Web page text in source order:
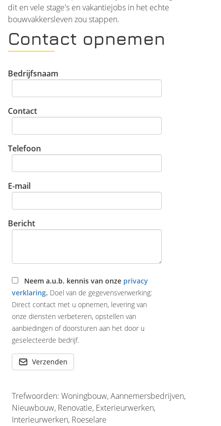
dit en vele stage's en vakantiejobs in het echte
bouwvakkersleven zou stappen.
Contact opnemen
Bedrijfsnaam
Contact
Telefoon
E-mail
Bericht
Neem a.u.b. kennis van onze privacy
verklaring. Doel van de gegevensverwerking:
Direct contact met u opnemen, levering van
onze diensten verbeteren, opstellen van
aanbiedingen of doorsturen aan het door u
geselecteerde bedrijf.
Verzenden
Trefwoorden: Woningbouw, Aannemersbedrijven,
Nieuwbouw, Renovatie, Exterieurwerken,
Interieurwerken, Roeselare